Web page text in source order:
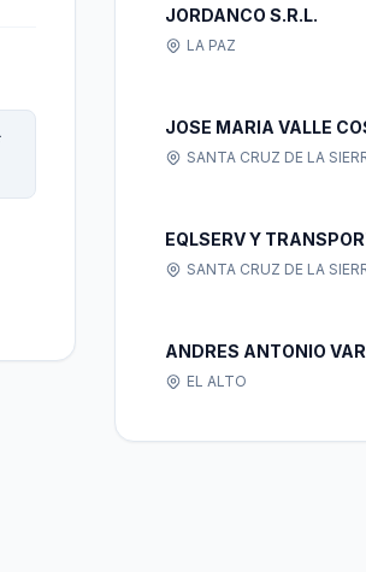
JORDANCO S.R.L.
LA PAZ
JOSE MARIA VALLE
SANTA CRUZ DE LA
EQLSERV Y
SANTA CRUZ DE LA
ANDRES ANTONIO
EL ALTO